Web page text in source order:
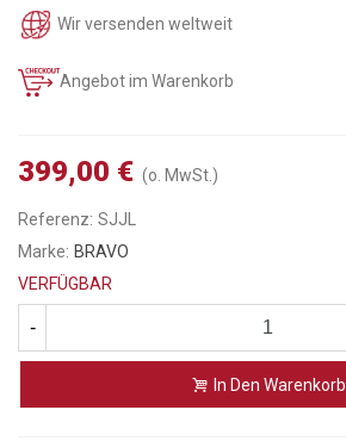
Wir versenden weltweit
Angebot im Warenkorb
399,00 € (o. MwSt.)
Referenz: SJJL
Marke: BRAVO
VERFÜGBAR
-
In Den Warenkorb